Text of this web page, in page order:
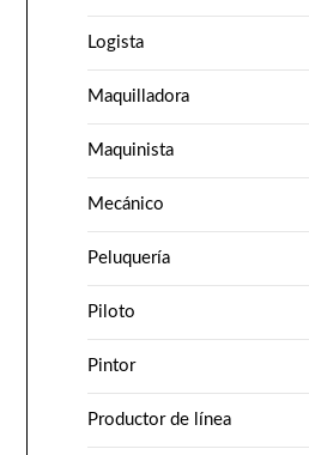
Logista
Maquilladora
Maquinista
Mecánico
Peluquería
Piloto
Pintor
Productor de línea